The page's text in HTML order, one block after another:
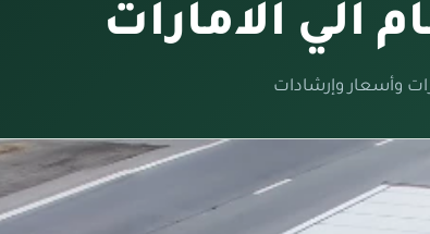
الامارات
وأسعار وإرشادات